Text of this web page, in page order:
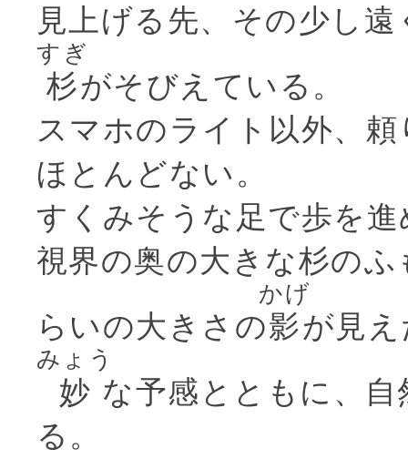
見上げる先、その少し
杉
すぎ
がそびえている。
スマホのライト以外、
ほとんどない。
すくみそうな足で歩を
視界の奥の大きな杉の
らいの大きさの影
かげ
が見
妙
みょう
な予感とともに、
る。